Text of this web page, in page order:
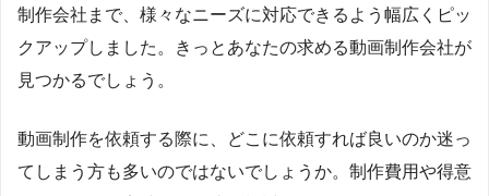
制作会社まで、様々なニーズに対応できるよう幅広くピッ
クアップしました。きっとあなたの求める動画制作会社が
見つかるでしょう。
動画制作を依頼する際に、どこに依頼すれば良いのか迷っ
てしまう方も多いのではないでしょうか。制作費用や得意